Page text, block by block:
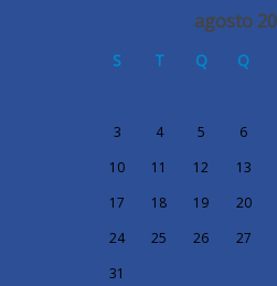
agosto
S T Q Q
3
4 5 6
10
11 12 13
17
18 19 20
24
25 26 27
31